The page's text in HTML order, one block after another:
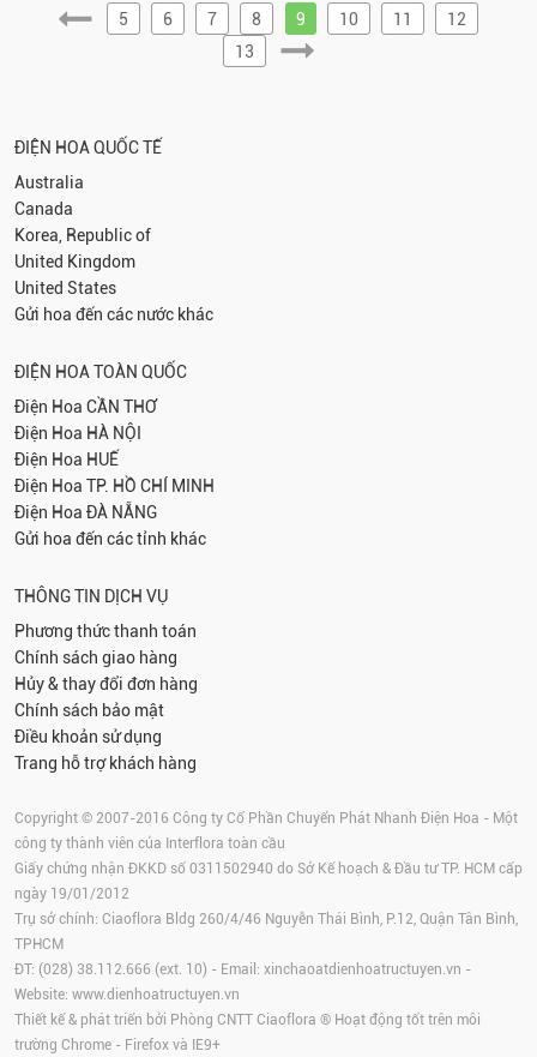
5 6 7 8 9 10 11
12
13
ĐIỆN HOA QUỐC TẾ
Australia
Canada
Korea, Republic of
United Kingdom
United States
Gửi hoa đến các nước khác
ĐIỆN HOA TOÀN QUỐC
Điện Hoa CẦN THƠ
Điện Hoa HÀ NỘI
Điện Hoa HUẾ
Điện Hoa TP. HỒ CHÍ MINH
Điện Hoa ĐÀ NẴNG
Gửi hoa đến các tỉnh khác
THÔNG TIN DỊCH VỤ
Phương thức thanh toán
Chính sách giao hàng
Hủy & thay đổi đơn hàng
Chính sách bảo mật
Điều khoản sử dụng
Trang hỗ trợ khách hàng
Copyright © 2007-2016 Công ty Cổ Phần Chuyển Phát Nhanh Điện Hoa - Một
công ty thành viên của Interflora toàn cầu
Giấy chứng nhận ĐKKD số 0311502940 do Sở Kế hoạch & Đầu tư TP. HCM cấp
ngày 19/01/2012
Trụ sở chính: Ciaoflora Bldg 260/4/46 Nguyễn Thái Bình, P.12, Quận Tân Bình,
TPHCM
ĐT: (028) 38.112.666 (ext. 10) - Email: xinchaoatdienhoatructuyen.vn -
Website: www.dienhoatructuyen.vn
Thiết kế & phát triển bởi Phòng CNTT Ciaoflora ® Hoạt động tốt trên môi
trường Chrome - Firefox và IE9+